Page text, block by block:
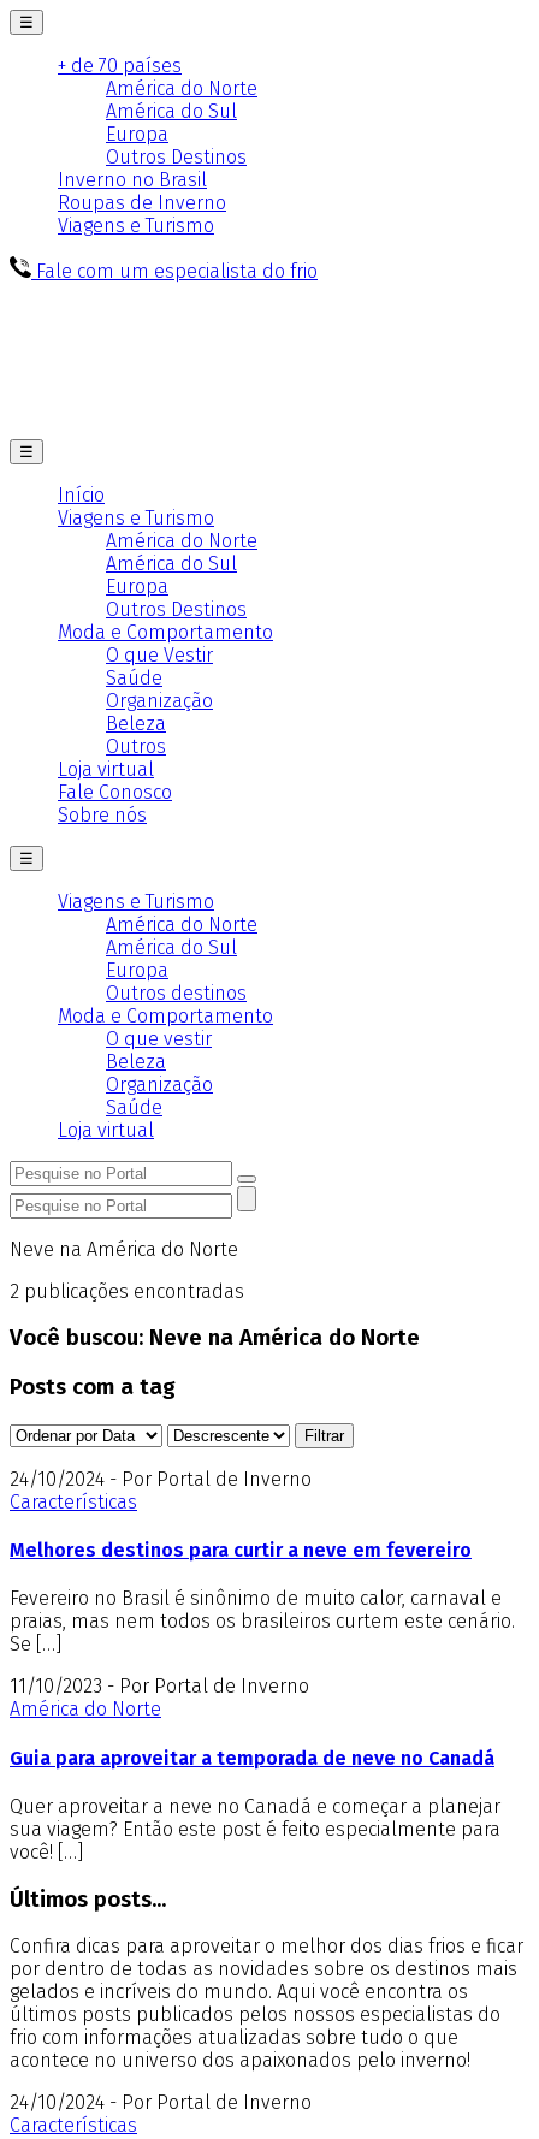
☰
+ de 70 países
América do Norte
América do Sul
Europa
Outros Destinos
Inverno no Brasil
Roupas de Inverno
Viagens e Turismo
Fale com um especialista do frio
☰
Início
Viagens e Turismo
América do Norte
América do Sul
Europa
Outros Destinos
Moda e Comportamento
O que Vestir
Saúde
Organização
Beleza
Outros
Loja virtual
Fale Conosco
Sobre nós
☰
Viagens e Turismo
América do Norte
América do Sul
Europa
Outros destinos
Moda e Comportamento
O que vestir
Beleza
Organização
Saúde
Loja virtual
Neve na América do Norte
2 publicações encontradas
Você buscou: Neve na América do Norte
Posts com a tag
24/10/2024 - Por Portal de Inverno
Características
Melhores destinos para curtir a neve em fevereiro
Fevereiro no Brasil é sinônimo de muito calor, carnaval e
praias, mas nem todos os brasileiros curtem este cenário.
Se […]
11/10/2023 - Por Portal de Inverno
América do Norte
Guia para aproveitar a temporada de neve no Canadá
Quer aproveitar a neve no Canadá e começar a planejar
sua viagem? Então este post é feito especialmente para
você! […]
Últimos posts...
Confira dicas para aproveitar o melhor dos dias frios e ficar
por dentro de todas as novidades sobre os destinos mais
gelados e incríveis do mundo. Aqui você encontra os
últimos posts publicados pelos nossos especialistas do
frio com informações atualizadas sobre tudo o que
acontece no universo dos apaixonados pelo inverno!
24/10/2024 - Por Portal de Inverno
Características